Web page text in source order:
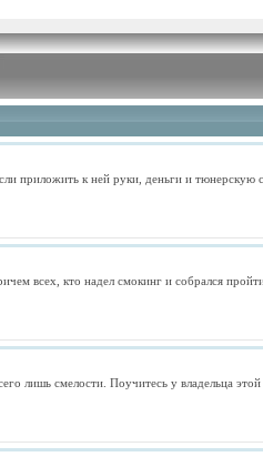
приложить к ней руки, деньги и тюнерскую
всех, кто надел смокинг и собрался
лишь смелости. Поучитесь у владельца